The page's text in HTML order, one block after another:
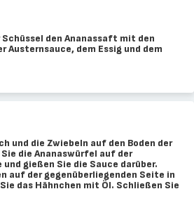
den Ananassaft mit den
Austernsauce, dem Essig und dem
und die Zwiebeln auf den Boden der
die Ananaswürfel auf der
gießen Sie die Sauce darüber.
auf der gegenüberliegenden Seite in
das Hähnchen mit Öl. Schließen Sie